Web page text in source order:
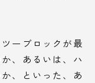
ーブロックが最
、あるいは、ハ
、といった、あ